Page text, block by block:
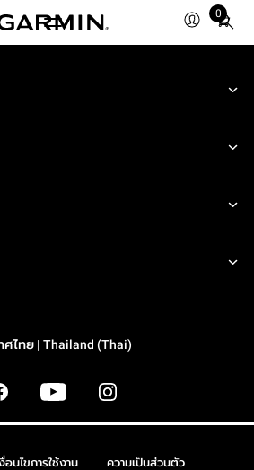
0
Total
items
cart:
ศไทย | Thailand (Thai)
อนไขการใช้งาน ความเป็นส่วนตัว